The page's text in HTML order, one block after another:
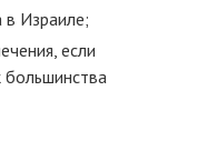
в Израиле;
если